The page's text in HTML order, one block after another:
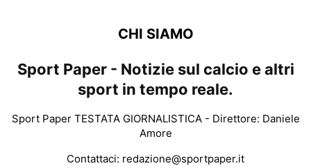
CHI SIAMO
Sport Paper - Notizie sul calcio e altri
sport in tempo reale.
Sport Paper TESTATA GIORNALISTICA - Direttore: Daniele
Amore
Contattaci: redazione@sportpaper.it